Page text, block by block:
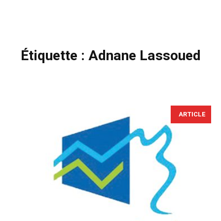
Étiquette : Adnane Lassoued
ARTICLE